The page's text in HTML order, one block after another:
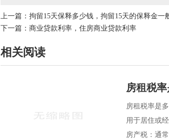
上一篇： 拘留15天保释多少钱，拘留15天的保释金一
下一篇： 商业贷款利率，住房商业贷款利率
相关阅读
房租税
房租税率是
用于居住或
房产税：通